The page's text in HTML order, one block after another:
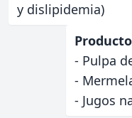
y dislipidemia)
- Pulpa
-
- Jugos